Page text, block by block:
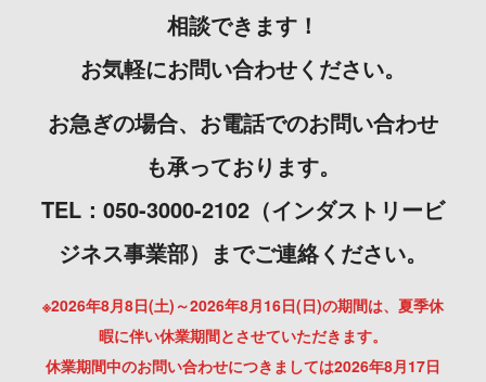
相談できます！
お気軽にお問い合わせください。
お急ぎの場合、お電話でのお問い合わせ
も承っております。
TEL：050-3000-2102（インダストリービ
ジネス事業部）までご連絡ください。
※2026年8月8日(土)～2026年8月16日(日)の期間は、夏季休
暇に伴い休業期間とさせていただきます。
休業期間中のお問い合わせにつきましては2026年8月17日